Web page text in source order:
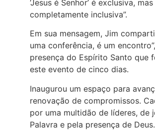
‘Jesus é Senhor’ é exclusiva,
completamente inclusiva”.
Em sua mensagem, Jim
uma conferência, é um
presença do Espírito Santo que
este evento de cinco dias.
Inaugurou um espaço para
renovação de compromissos.
por uma multidão de líderes, de
Palavra e pela presença de Deus.